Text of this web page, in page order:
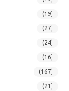
(19)
(27)
(24)
(16)
(167)
(21)